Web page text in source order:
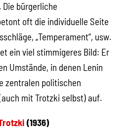
Die bürgerliche
oft die individuelle Seite
„Temperament“, usw.
ein viel stimmigeres Bild: Er
Umstände, in denen Lenin
zentralen politischen
mit Trotzki selbst) auf.
(1936)